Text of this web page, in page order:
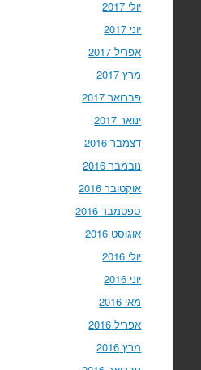
יולי 2017
יוני 2017
אפריל 2017
מרץ 2017
פברואר 2017
ינואר 2017
דצמבר 2016
נובמבר 2016
אוקטובר 2016
ספטמבר 2016
אוגוסט 2016
יולי 2016
יוני 2016
מאי 2016
אפריל 2016
מרץ 2016